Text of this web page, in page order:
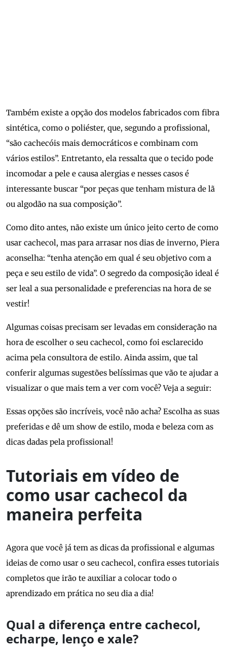
Também existe a opção dos modelos fabricados com fibra
sintética, como o poliéster, que, segundo a profissional,
“são cachecóis mais democráticos e combinam com
vários estilos”. Entretanto, ela ressalta que o tecido pode
incomodar a pele e causa alergias e nesses casos é
interessante buscar “por peças que tenham mistura de lã
ou algodão na sua composição”.
Como dito antes, não existe um único jeito certo de como
usar cachecol, mas para arrasar nos dias de inverno, Piera
aconselha: “tenha atenção em qual é seu objetivo com a
peça e seu estilo de vida”. O segredo da composição ideal é
ser leal a sua personalidade e preferencias na hora de se
vestir!
Algumas coisas precisam ser levadas em consideração na
hora de escolher o seu cachecol, como foi esclarecido
acima pela consultora de estilo. Ainda assim, que tal
conferir algumas sugestões belíssimas que vão te ajudar a
visualizar o que mais tem a ver com você? Veja a seguir:
Essas opções são incríveis, você não acha? Escolha as suas
preferidas e dê um show de estilo, moda e beleza com as
dicas dadas pela profissional!
Tutoriais em vídeo de
como usar cachecol da
maneira perfeita
Agora que você já tem as dicas da profissional e algumas
ideias de como usar o seu cachecol, confira esses tutoriais
completos que irão te auxiliar a colocar todo o
aprendizado em prática no seu dia a dia!
Qual a diferença entre cachecol,
echarpe, lenço e xale?